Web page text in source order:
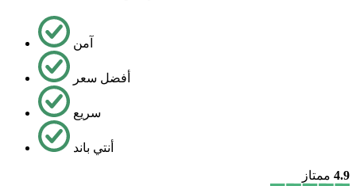
آمن
أفضل سعر
سريع
أنتي باند
4.9 ممتاز